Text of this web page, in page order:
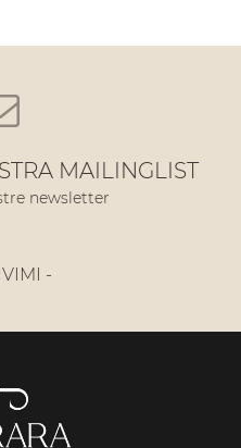
MAILINGLIST
newsletter
-